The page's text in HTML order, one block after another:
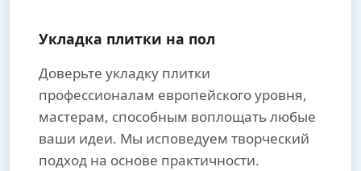
Укладка плитки на пол
Доверьте укладку плитки
профессионалам европейского уровня,
мастерам, способным воплощать любые
ваши идеи. Мы исповедуем творческий
подход на основе практичности.